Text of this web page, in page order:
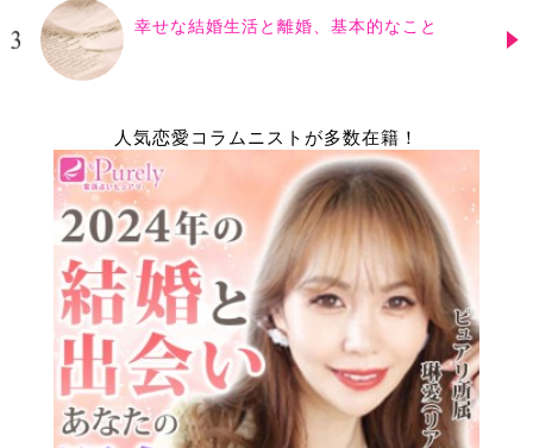
幸せな結婚生活と離婚、基本的なこと
人気恋愛コラムニストが多数在籍！